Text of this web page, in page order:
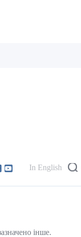
In English
інше.